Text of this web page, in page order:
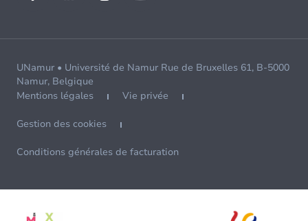
UNamur • Université de Namur Rue de Bruxelles 61, B-5000
Namur, Belgique
Mentions légales
Vie privée
Gestion des cookies
Conditions générales de facturation